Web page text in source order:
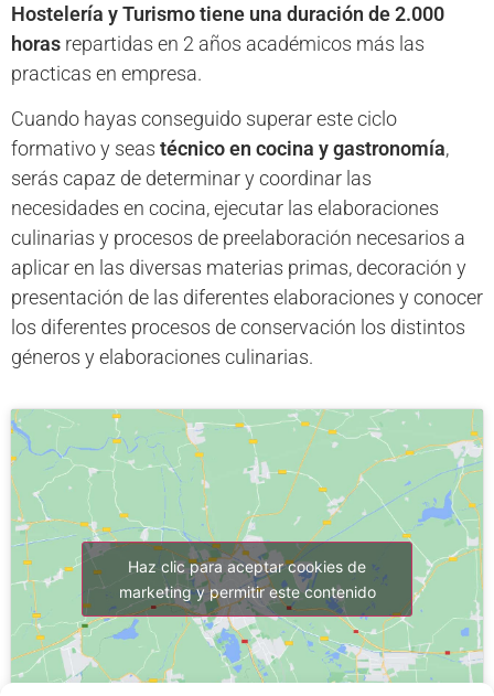
Hostelería y Turismo tiene una duración de 2.000
horas repartidas en 2 años académicos más las
practicas en empresa.
Cuando hayas conseguido superar este ciclo
formativo y seas técnico en cocina y gastronomía,
serás capaz de determinar y coordinar las
necesidades en cocina, ejecutar las elaboraciones
culinarias y procesos de preelaboración necesarios a
aplicar en las diversas materias primas, decoración y
presentación de las diferentes elaboraciones y conocer
los diferentes procesos de conservación los distintos
géneros y elaboraciones culinarias.
Haz clic para aceptar cookies de
marketing y permitir este contenido